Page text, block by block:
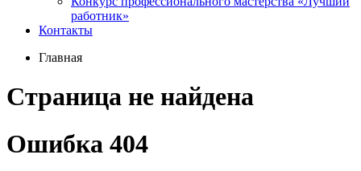
работник»
Контакты
Главная
Страница не найдена
Ошибка 404